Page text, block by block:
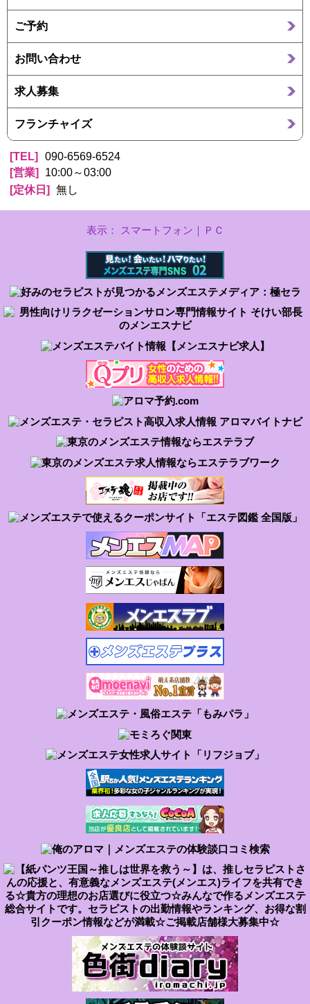
ご予約
お問い合わせ
求人募集
フランチャイズ
TEL
090-6569-6524
営業
10:00～03:00
定休日
無し
表示： スマートフォン｜ ＰＣ